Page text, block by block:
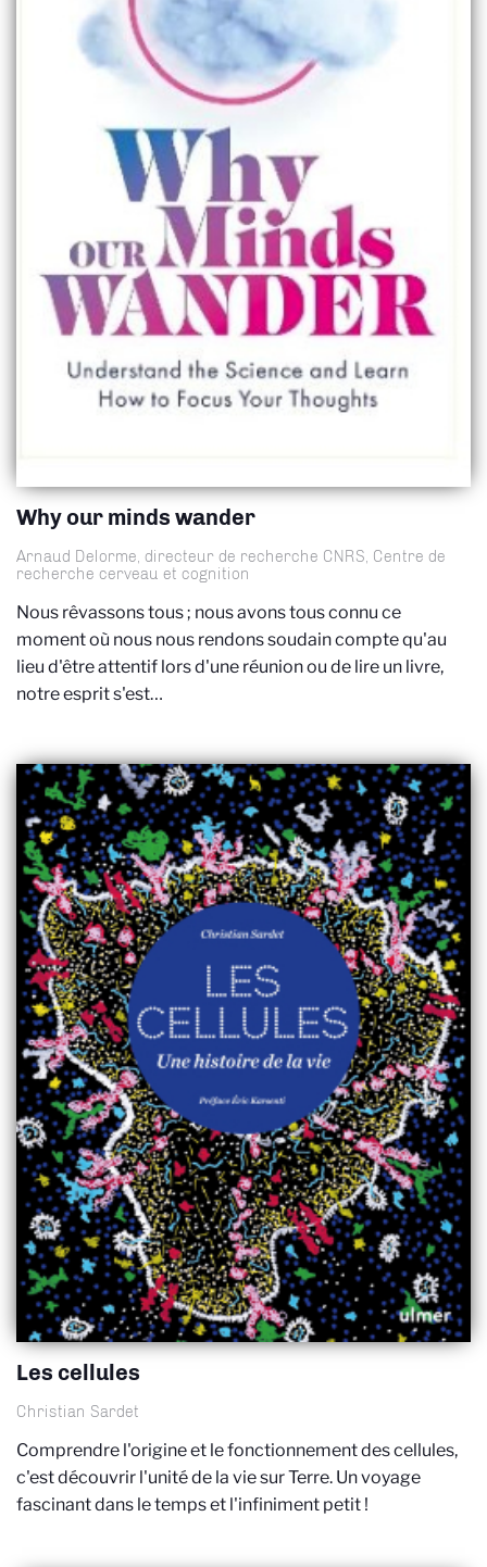
Why our minds wander
Arnaud Delorme, directeur de recherche CNRS, Centre de
recherche cerveau et cognition
Nous rêvassons tous ; nous avons tous connu ce
moment où nous nous rendons soudain compte qu'au
lieu d'être attentif lors d'une réunion ou de lire un livre,
notre esprit s'est…
Les cellules
Christian Sardet
Comprendre l'origine et le fonctionnement des cellules,
c'est découvrir l'unité de la vie sur Terre. Un voyage
fascinant dans le temps et l'infiniment petit !